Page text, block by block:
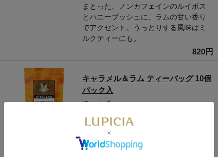
まとった、ノンカフェインのルイボス
とハニーブッシュに、ラムの甘い香り
でアクセント。うっとりする風味はミ
ルクティーにも。
820円
キャラメル＆ラム ティーバッグ 10個
パック入
香ばしく豊かな香り。
こうばしいキャラメルの豊かな香りを